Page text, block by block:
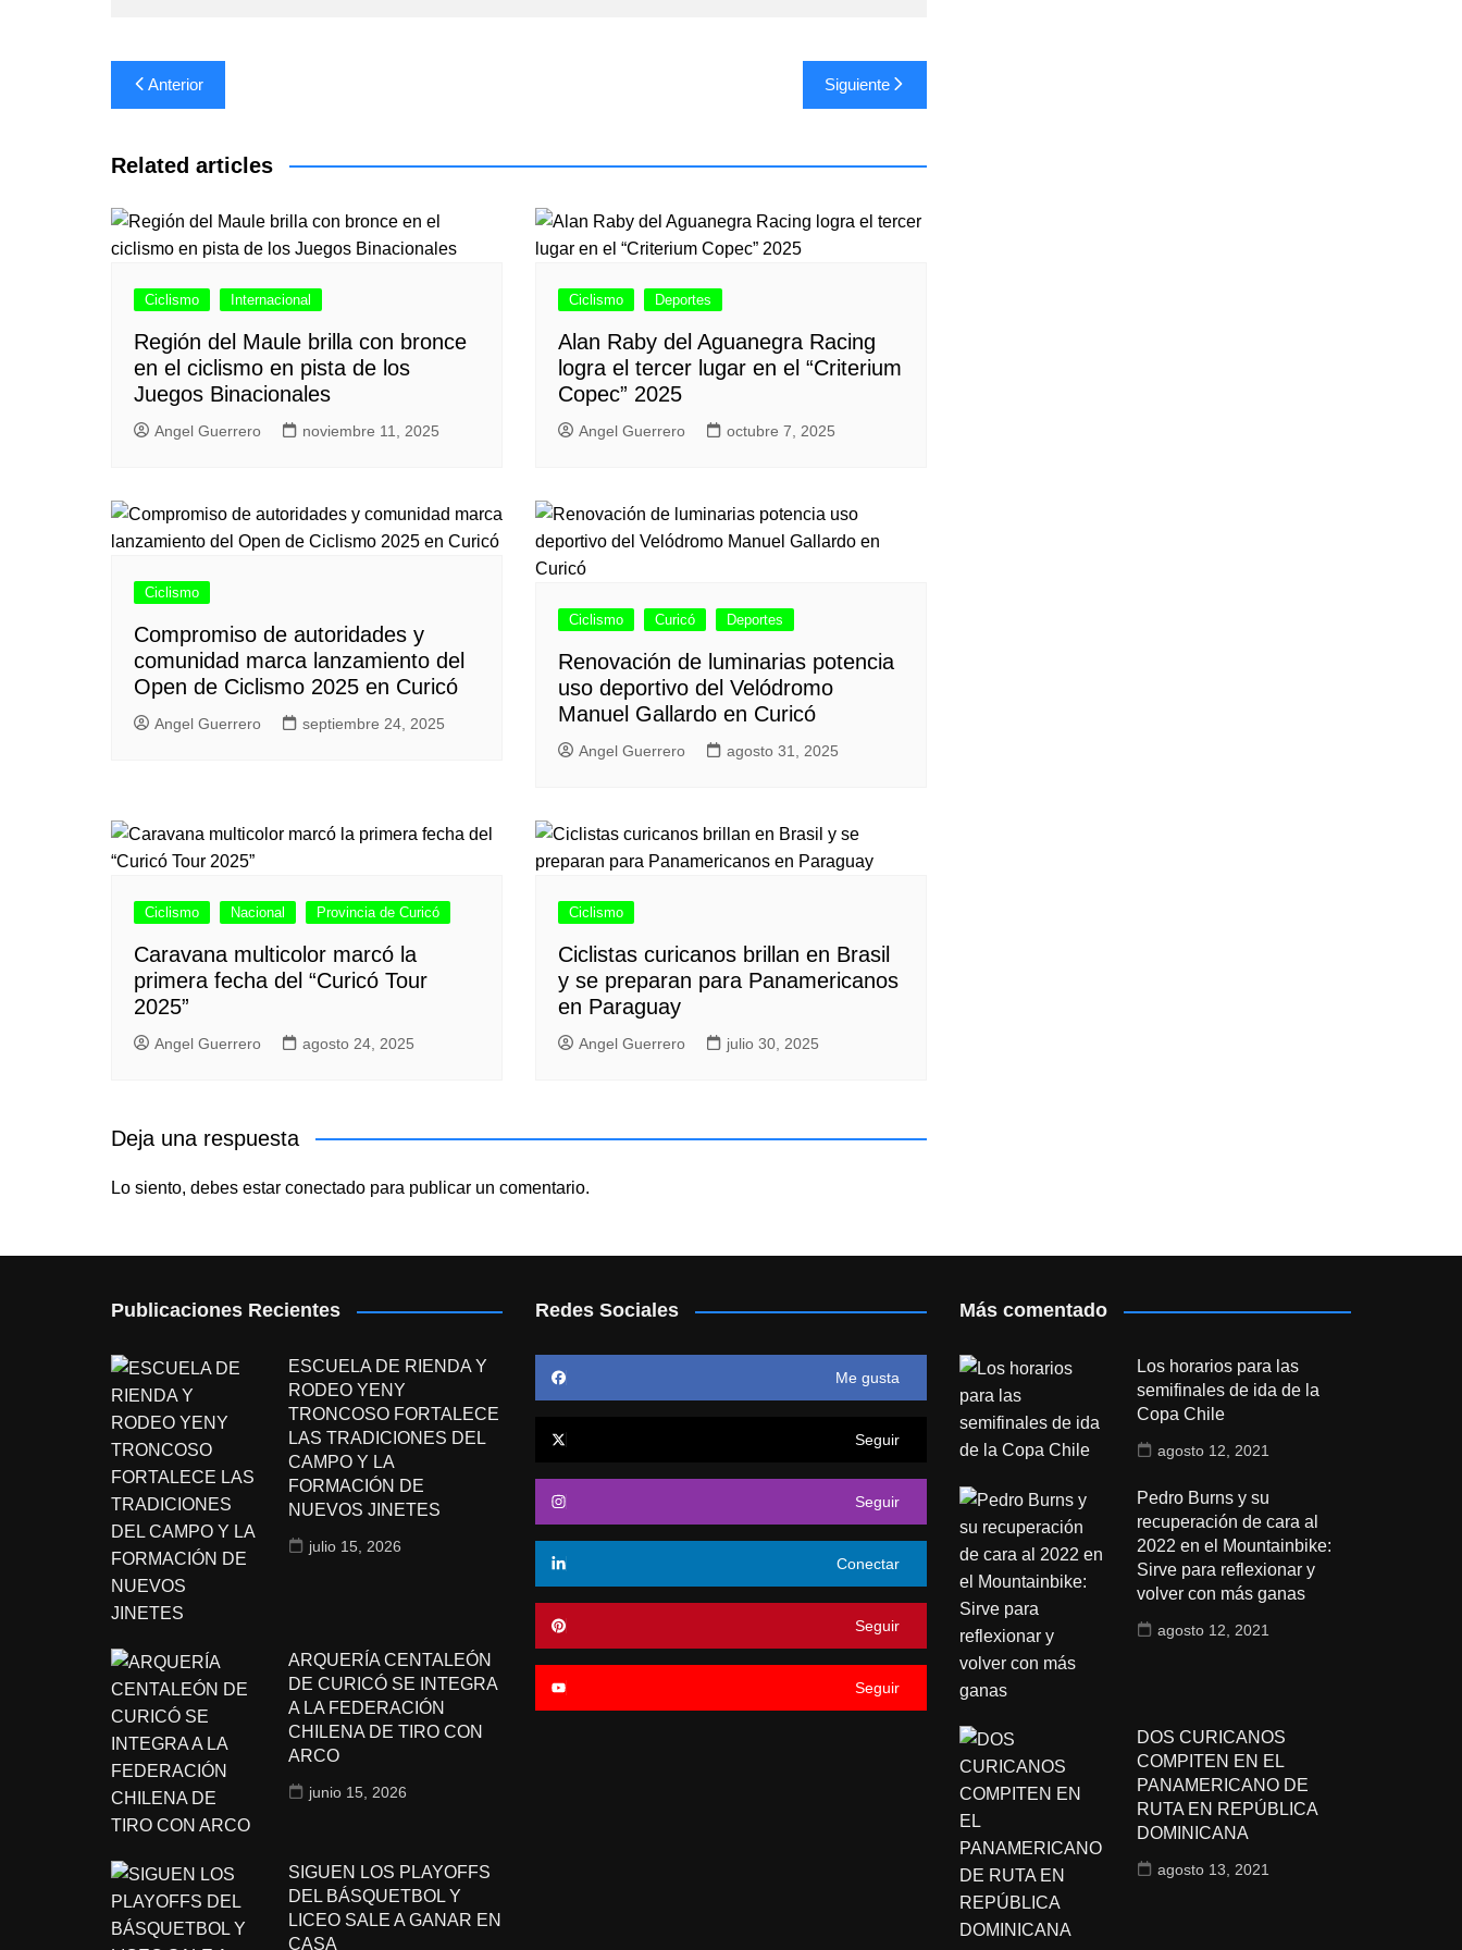
Navegación
de
entradas
Anterior Siguiente
Related articles
Ciclismo Internacional
Región del Maule brilla con bronce
en el ciclismo en pista de los
Juegos Binacionales
Angel Guerrero noviembre 11, 2025
Ciclismo Deportes
Alan Raby del Aguanegra Racing
logra el tercer lugar en el “Criterium
Copec” 2025
Angel Guerrero octubre 7, 2025
Ciclismo
Compromiso de autoridades y
comunidad marca lanzamiento del
Open de Ciclismo 2025 en Curicó
Angel Guerrero septiembre 24, 2025
Ciclismo Curicó Deportes
Renovación de luminarias potencia
uso deportivo del Velódromo
Manuel Gallardo en Curicó
Angel Guerrero agosto 31, 2025
Ciclismo Nacional Provincia de Curicó
Caravana multicolor marcó la
primera fecha del “Curicó Tour
2025”
Angel Guerrero agosto 24, 2025
Ciclismo
Ciclistas curicanos brillan en Brasil
y se preparan para Panamericanos
en Paraguay
Angel Guerrero julio 30, 2025
Deja una respuesta
Lo siento, debes estar conectado para publicar un comentario.
Publicaciones Recientes
ESCUELA DE RIENDA Y
RODEO YENY
TRONCOSO FORTALECE
LAS TRADICIONES DEL
CAMPO Y LA
FORMACIÓN DE
NUEVOS JINETES
julio 15, 2026
ARQUERÍA CENTALEÓN
DE CURICÓ SE INTEGRA
A LA FEDERACIÓN
CHILENA DE TIRO CON
ARCO
junio 15, 2026
SIGUEN LOS PLAYOFFS
DEL BÁSQUETBOL Y
LICEO SALE A GANAR EN
CASA
Redes Sociales
Me gusta
Seguir
Seguir
Conectar
Seguir
Seguir
Más comentado
Los horarios para las
semifinales de ida de la
Copa Chile
agosto 12, 2021
Pedro Burns y su
recuperación de cara al
2022 en el Mountainbike:
Sirve para reflexionar y
volver con más ganas
agosto 12, 2021
DOS CURICANOS
COMPITEN EN EL
PANAMERICANO DE
RUTA EN REPÚBLICA
DOMINICANA
agosto 13, 2021